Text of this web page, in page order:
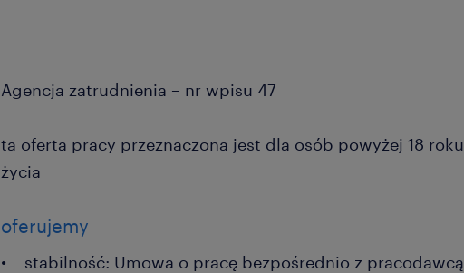
Agencja zatrudnienia – nr wpisu 47
ta oferta pracy przeznaczona jest dla osób powyżej 18 roku
życia
oferujemy
• stabilność: Umowa o pracę bezpośrednio z pracodawcą